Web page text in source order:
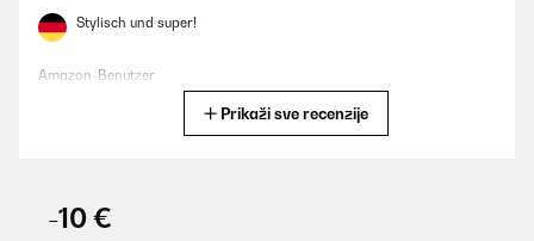
Stylisch und super!
Amazon-Benutzer
Prikaži sve recenzije
-10 €